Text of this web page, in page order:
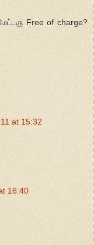
Free of charge?
at 15:32
16:40